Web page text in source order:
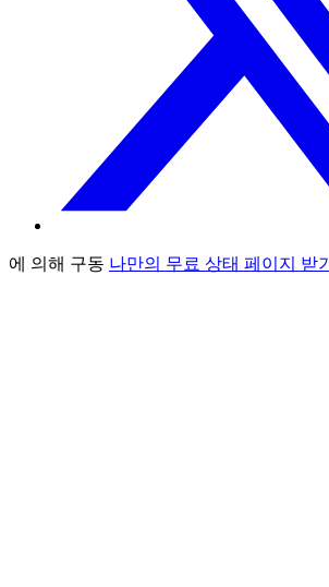
에 의해 구동 나만의 무료 상태 페이지 받기